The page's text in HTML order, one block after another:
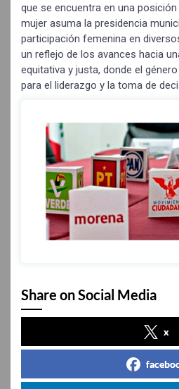
que se encuentra en una
mujer asuma la presidencia
participación femenina en
un reflejo de los avances hacia
equitativa y justa, donde el
para el liderazgo y la toma de
Share on Social Media
x